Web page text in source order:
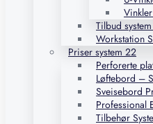
Tilbud
Workstation
Priser system 22
Perforerte
Løftebord –
Sveisebord
Professional
Tilbehør